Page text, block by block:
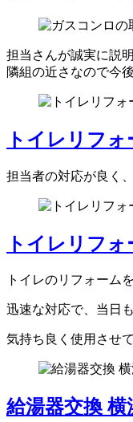
担当さんが誠実に説
隣組の近さなので今
トイレリフ
担当者の対応が良く
トイレリフ
トイレのリフォーム
迅速な対応で、当日
気持ち良く使用させ
給湯器交換